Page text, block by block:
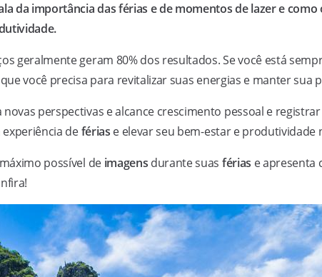
da importância das férias e de momentos de lazer e
geralmente geram 80% dos resultados. Se você está
você precisa para revitalizar suas energias e manter sua
perspectivas e alcance crescimento pessoal e
deférias e elevar seu bem-estar e produtividade
possível de imagens durante suas férias e apresenta